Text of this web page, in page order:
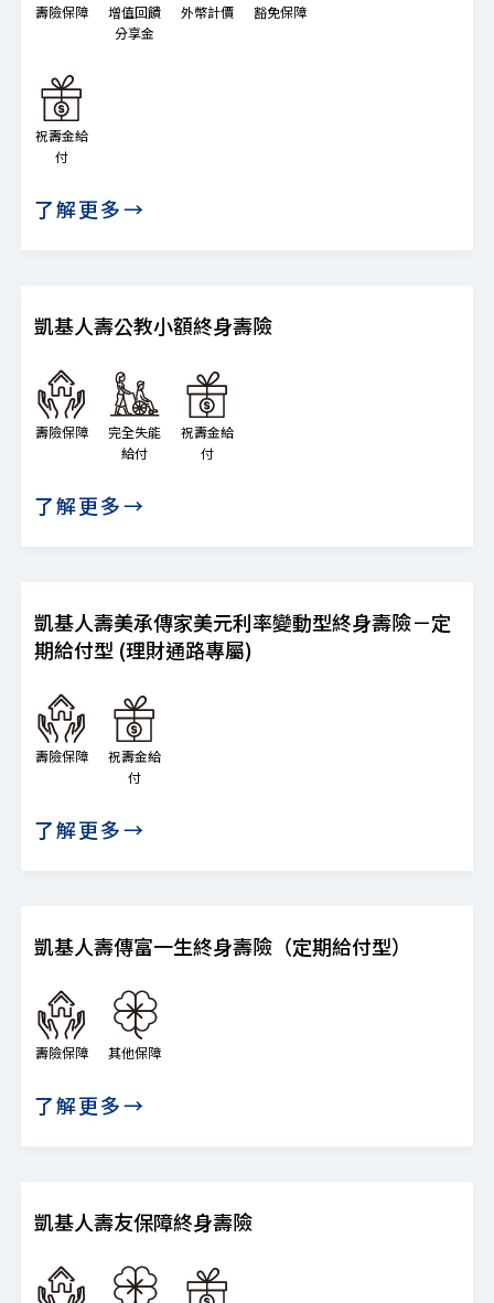
壽險保障
增值回饋
分享金
外幣計價 豁免保障
祝壽金給
付
了解更多→
凱基人壽公教小額終身壽險
壽險保障
完全失能
給付
祝壽金給
付
了解更多→
凱基人壽美承傳家美元利率變動型終身壽險－定
期給付型 (理財通路專屬)
壽險保障
祝壽金給
付
了解更多→
凱基人壽傳富一生終身壽險（定期給付型）
壽險保障 其他保障
了解更多→
凱基人壽友保障終身壽險